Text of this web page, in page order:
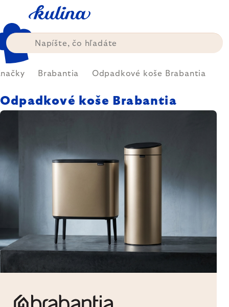
obsah
Brabantia Odpadkové koše Brabantia
Odpadkové koše Brabantia